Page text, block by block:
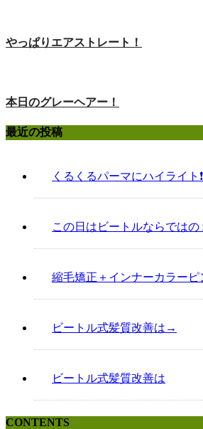
やっぱりエアストレート！
本日のグレーヘアー！
最近の投稿
くるくるパーマにハイライト❗️
この日はビートルならでは
縮毛矯正＋インナーカラーピ
ビートル式髪質改善は→
ビートル式髪質改善は
CONTENTS